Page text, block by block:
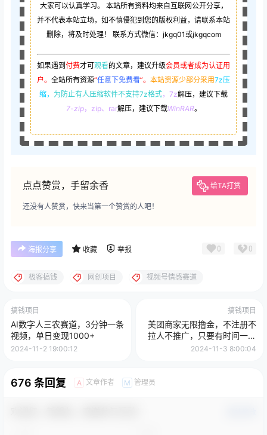
大家可以认真学习。 本站所有资料均来自互联网公开分享，
并不代表本站立场，如不慎侵犯到您的版权利益，请联系本站
删除，将及时处理！ 联系方式微信：jkgq01或jkgqcom
如果遇到 付费才可观看的文章，建议升级会员或者成为认证用
户。 全站所有资源“任意下免费看”。 本站资源少部分采用7z压
缩， 为防止有人压缩软件不支持7z格式，7z解压，建议下载
7-zip，zip、rar解压，建议下载WinRAR。
点点赞赏，手留余香 给TA打赏
还没有人赞赏，快来当第一个赞赏的人吧！
海报分享 收藏 举报 0 0
极客搞钱 网创项目 视频号情感赛道
搞钱项目
AI数字人三农赛道，3分钟一条
视频，单日变现1000+
2024-11-2 19:00:12
搞钱项目
美团商家无限撸金，不注册不
拉人不推广，只要有时间一天
100单也可以。
2024-11-3 8:00:04
676 条回复 A 文章作者 M 管理员